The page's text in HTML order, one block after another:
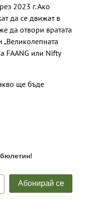
2023 г. Ако
да се движат в
да отвори вратата
FAANG или Nifty
ще бъде